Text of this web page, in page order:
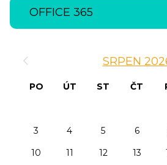
OFFICE 365
SRPEN
PO ÚT ST ČT
3
4 5 6
10
11 12 13